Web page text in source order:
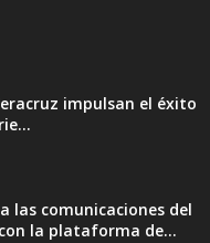
impulsan el éxito
las comunicaciones del
la plataforma de...